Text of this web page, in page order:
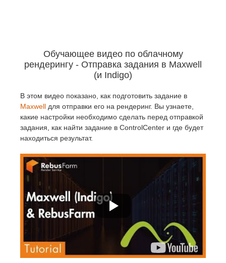
Обучающее видео по облачному
рендерингу - Отправка задания в Maxwell
(и Indigo)
В этом видео показано, как подготовить задание в
Maxwell для отправки его на рендеринг. Вы узнаете,
какие настройки необходимо сделать перед отправкой
задания, как найти задание в ControlCenter и где будет
находиться результат.